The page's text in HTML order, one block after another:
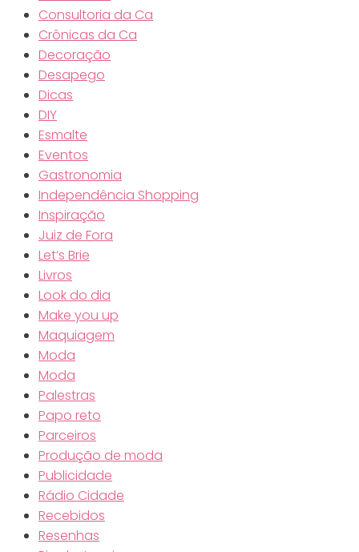
Consultoria da Ca
Crônicas da Ca
Decoração
Desapego
Dicas
DIY
Esmalte
Eventos
Gastronomia
Independência Shopping
Inspiração
Juiz de Fora
Let’s Brie
Livros
Look do dia
Make you up
Maquiagem
Moda
Moda
Palestras
Papo reto
Parceiros
Produção de moda
Publicidade
Rádio Cidade
Recebidos
Resenhas